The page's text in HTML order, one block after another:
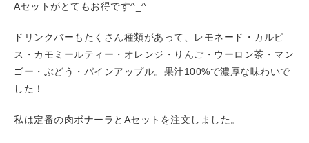
Aセットがとてもお得です^_^
ドリンクバーもたくさん種類があって、レモネード・カルピ
ス・カモミールティー・オレンジ・りんご・ウーロン茶・マン
ゴー・ぶどう・パインアップル。果汁100%で濃厚な味わいで
した！
私は定番の肉ボナーラとAセットを注文しました。